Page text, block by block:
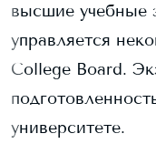
высшие учебные
управляется
College Board.
университете.